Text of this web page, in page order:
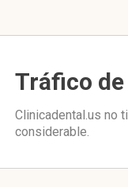
Tráfico
Clinicadental.us no
considerable.